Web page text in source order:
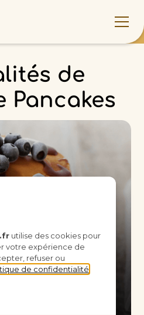
de
Pancakes